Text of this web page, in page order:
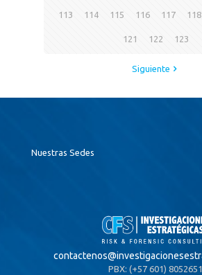
113 114 115 116 117 118
121 122 123
Siguiente
Nuestras Sedes
contactenos@
PBX: (+57 601) 8052651